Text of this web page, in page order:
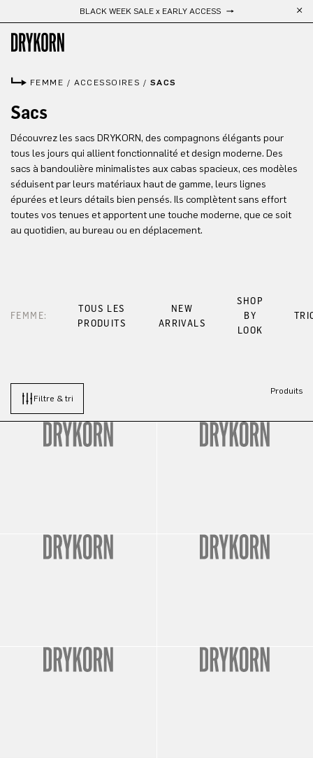
Passer au contenu principalBLACK WEEK SALE x EARLY ACCESS
FEMME / ACCESSOIRES / SACS
Sacs
Découvrez les sacs DRYKORN, des compagnons élégants pour
tous les jours qui allient fonctionnalité et design moderne. Des
sacs à bandoulière minimalistes aux cabas spacieux, ces modèles
séduisent par leurs matériaux haut de gamme, leurs lignes
épurées et leurs détails bien pensés. Ils complètent sans effort
toutes vos tenues et apportent une touche moderne, que ce soit
au quotidien, au bureau ou en déplacement.
FEMME:
TOUS LES
PRODUITS
NEW
ARRIVALS
SHOP
BY
LOOK
Filtre & tri
Produits